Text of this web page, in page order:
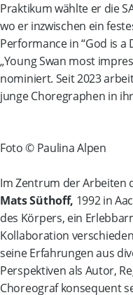
Praktikum wählte er die
wo er inzwischen ein
Performance in “God is a
„Young Swan most
nominiert. Seit 2023
junge Choregraphen in
Foto © Paulina Alpen
Im Zentrum der Arbeiten
Mats Süthoff, 1992 in
des Körpers, ein
Kollaboration
seine Erfahrungen aus
Perspektiven als Autor,
Choreograf konsequent